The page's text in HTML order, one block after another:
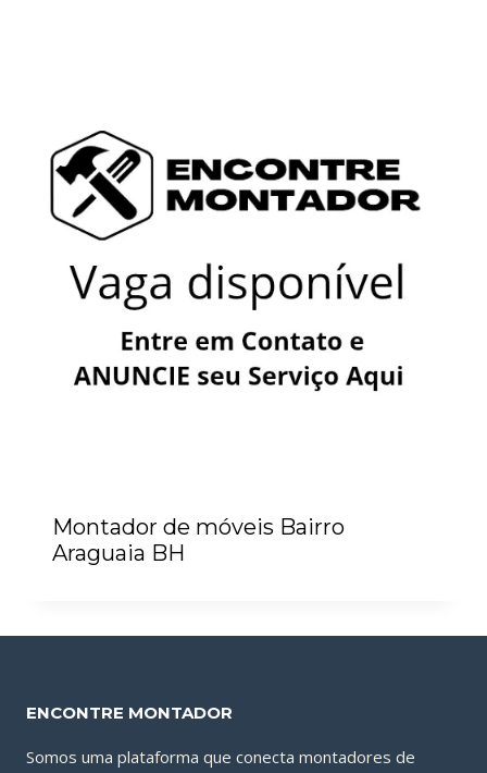
Montador de móveis Bairro
Araguaia BH
ENCONTRE MONTADOR
Somos uma plataforma que conecta montadores de